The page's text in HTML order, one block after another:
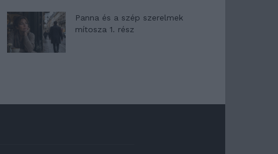
Panna és a szép szerelmek
mítosza 1. rész